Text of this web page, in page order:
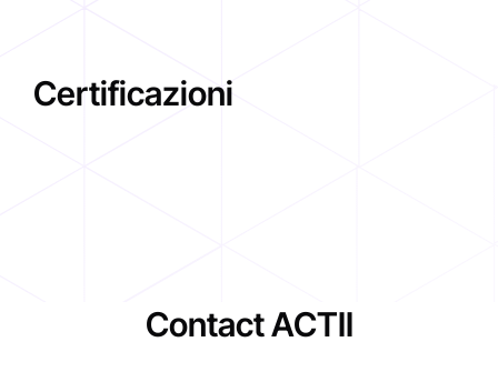
Certificazioni
Contact ACTII